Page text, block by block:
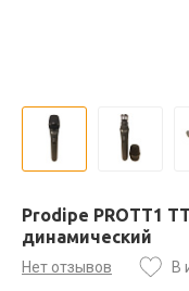
Prodipe PROTT1
динамический
Нет отзывов В